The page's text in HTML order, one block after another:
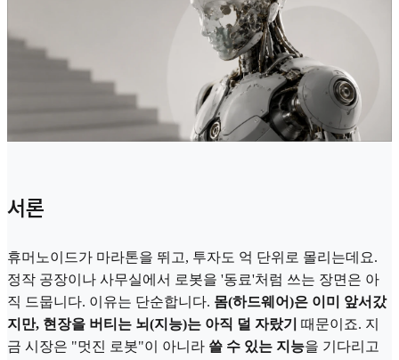
서론
휴머노이드가 마라톤을 뛰고, 투자도 억 단위로 몰리는데요.
정작 공장이나 사무실에서 로봇을 '동료'처럼 쓰는 장면은 아
직 드뭅니다. 이유는 단순합니다. 몸(하드웨어)은 이미 앞서갔
지만, 현장을 버티는 뇌(지능)는 아직 덜 자랐기 때문이죠. 지
금 시장은 "멋진 로봇"이 아니라 쓸 수 있는 지능을 기다리고